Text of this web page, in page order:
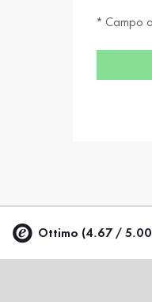
* Campo
Ottimo (4.67 /